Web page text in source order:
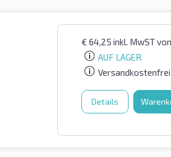
€ 64,25 inkl. MwST
AUF LAGER
Versandkostenfrei
Details